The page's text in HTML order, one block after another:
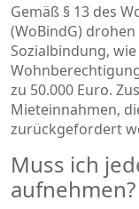
Gemäß § 13 des
(WoBindG)
Sozialbindung,
zu 50.000 Euro.
Mieteinnahmen,
zurückgefordert
Muss ich
aufnehmen?